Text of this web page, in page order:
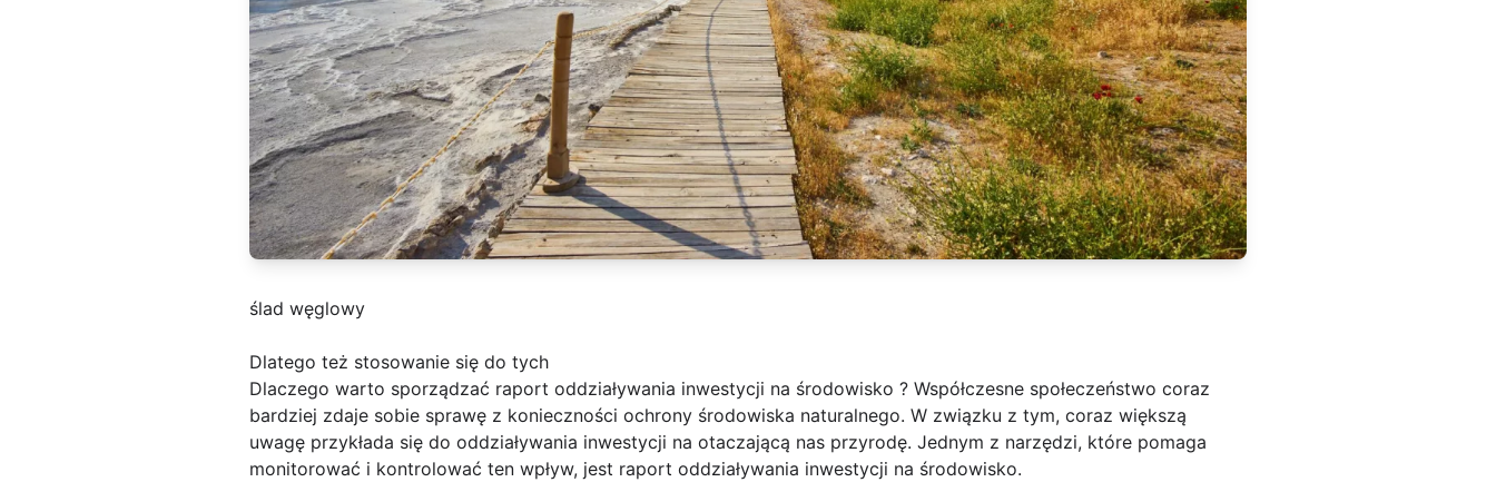
ślad węglowy
Dlatego też stosowanie się do tych
Dlaczego warto sporządzać raport oddziaływania inwestycji na środowisko ? Współczesne społeczeństwo coraz
bardziej zdaje sobie sprawę z konieczności ochrony środowiska naturalnego. W związku z tym, coraz większą
uwagę przykłada się do oddziaływania inwestycji na otaczającą nas przyrodę. Jednym z narzędzi, które pomaga
monitorować i kontrolować ten wpływ, jest raport oddziaływania inwestycji na środowisko.